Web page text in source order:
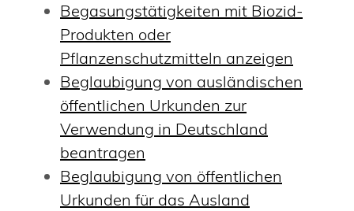
Begasungstätigkeiten mit Biozid-
Produkten oder
Pflanzenschutzmitteln anzeigen
Beglaubigung von ausländischen
öffentlichen Urkunden zur
Verwendung in Deutschland
beantragen
Beglaubigung von öffentlichen
Urkunden für das Ausland